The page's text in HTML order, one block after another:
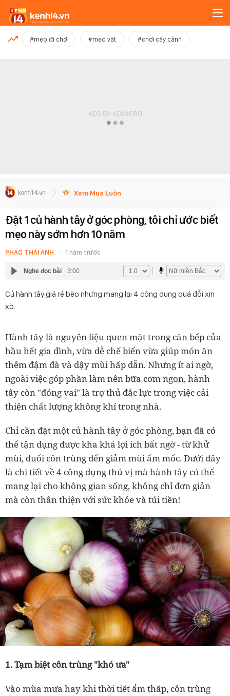
MỚI NHẤT
#mẹo đi chợ #mẹo vặt #chơi cây cảnh
Xem Mua Luôn
Đặt 1 củ hành tây ở góc phòng, tôi chỉ ước biết
mẹo này sớm hơn 10 năm
PHÁC THÁI ANH 1 năm trước
Nghe đọc bài 3:00
Củ hành tây giá rẻ bèo nhưng mang lại 4 công dụng quá đỗi xịn
xò.
Hành tây là nguyên liệu quen mặt trong căn bếp của
hầu hết gia đình, vừa dễ chế biến vừa giúp món ăn
thêm đậm đà và dậy mùi hấp dẫn. Nhưng ít ai ngờ,
ngoài việc góp phần làm nên bữa cơm ngon, hành
tây còn "đóng vai" là trợ thủ đắc lực trong việc cải
thiện chất lượng không khí trong nhà.
Chỉ cần đặt một củ hành tây ở góc phòng, bạn đã có
thể tận dụng được kha khá lợi ích bất ngờ - từ khử
mùi, đuổi côn trùng đến giảm mùi ẩm mốc. Dưới đây
là chi tiết về 4 công dụng thú vị mà hành tây có thể
mang lại cho không gian sống, không chỉ đơn giản
mà còn thân thiện với sức khỏe và túi tiền!
1. Tạm biệt côn trùng "khó ưa"
Vào mùa mưa hay khi thời tiết ẩm thấp, côn trùng